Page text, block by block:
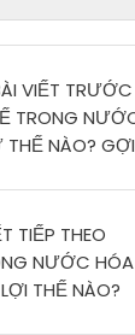
VIẾT TRƯỚC
TRONG
THẾ NÀO?
TIẾP THEO
NƯỚC
THẾ NÀO?